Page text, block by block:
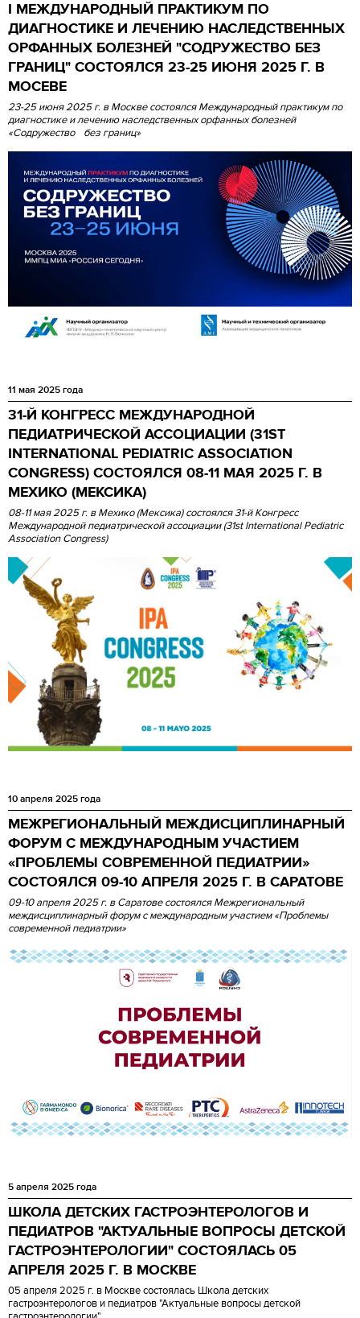
I МЕЖДУНАРОДНЫЙ ПРАКТИКУМ ПО
ДИАГНОСТИКЕ И ЛЕЧЕНИЮ НАСЛЕДСТВЕННЫХ
ОРФАННЫХ БОЛЕЗНЕЙ "СОДРУЖЕСТВО БЕЗ
ГРАНИЦ" СОСТОЯЛСЯ 23-25 ИЮНЯ 2025 Г. В
МОСЕВЕ
23-25 июня 2025 г. в Москве состоялся Международный практикум по
диагностике и лечению наследственных орфанных болезней
«Содружество без границ»
11 мая 2025 года
31-Й КОНГРЕСС МЕЖДУНАРОДНОЙ
ПЕДИАТРИЧЕСКОЙ АССОЦИАЦИИ (31ST
INTERNATIONAL PEDIATRIC ASSOCIATION
CONGRESS) СОСТОЯЛСЯ 08-11 МАЯ 2025 Г. В
МЕХИКО (МЕКСИКА)
08-11 мая 2025 г. в Мехико (Мексика) состоялся 31-й Конгресс
Международной педиатрической ассоциации (31st International Pediatric
Association Congress)
10 апреля 2025 года
МЕЖРЕГИОНАЛЬНЫЙ МЕЖДИСЦИПЛИНАРНЫЙ
ФОРУМ С МЕЖДУНАРОДНЫМ УЧАСТИЕМ
«ПРОБЛЕМЫ СОВРЕМЕННОЙ ПЕДИАТРИИ»
СОСТОЯЛСЯ 09-10 АПРЕЛЯ 2025 Г. В САРАТОВЕ
09-10 апреля 2025 г. в Саратове состоялсяМежрегиональный
междисциплинарный форум с международным участием «Проблемы
современной педиатрии»
5 апреля 2025 года
ШКОЛА ДЕТСКИХ ГАСТРОЭНТЕРОЛОГОВ И
ПЕДИАТРОВ "АКТУАЛЬНЫЕ ВОПРОСЫ ДЕТСКОЙ
ГАСТРОЭНТЕРОЛОГИИ" СОСТОЯЛАСЬ 05
АПРЕЛЯ 2025 Г. В МОСКВЕ
05 апреля 2025 г. в Москве состоялась Школа детских
гастроэнтерологов и педиатров "Актуальные вопросы детской